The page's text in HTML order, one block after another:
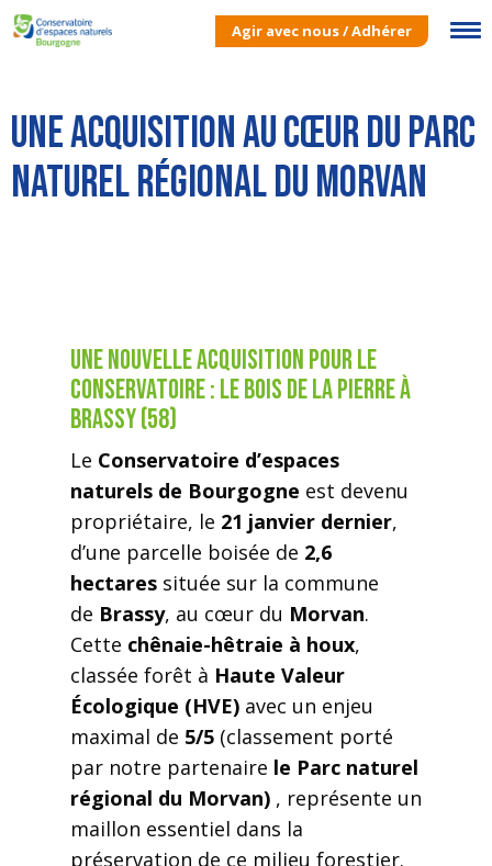
Agir avec nous / Adhérer
Une acquisition au cœur du Parc
naturel régional du Morvan
Une nouvelle acquisition pour le
Conservatoire : le Bois de la Pierre à
Brassy (58)
Le Conservatoire d’espaces
naturels de Bourgogne est devenu
propriétaire, le 21 janvier dernier,
d’une parcelle boisée de 2,6
hectaressituée sur la commune
de Brassy, au cœur du Morvan.
Cette chênaie-hêtraie à houx,
classée forêt à Haute Valeur
Écologique (HVE)avec un enjeu
maximal de 5/5 (classement porté
par notre partenaire le Parc naturel
régional du Morvan) , représente un
maillon essentiel dans la
préservation de ce milieu forestier.